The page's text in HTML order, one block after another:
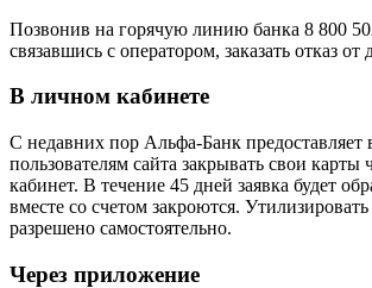
Позвонив на горячую линию банка 8 800
связавшись с оператором, заказать отказ от
В личном кабинете
С недавних пор Альфа-Банк предоставляет
пользователям сайта закрывать свои карты
кабинет. В течение 45 дней заявка будет
вместе со счетом закроются.
разрешено самостоятельно.
Через приложение